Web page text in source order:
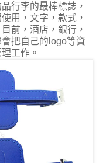
行李的最棒標誌，
用，文字，款式，
前，酒店，銀行，
把自己的logo等資
工作。